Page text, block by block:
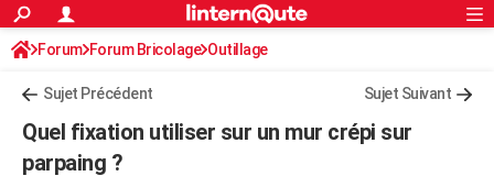
ACTUALITÉS
Politique
Société
Faits Divers
Education
Monde
Villes
+
Programme TV
Streaming
Sorties cinéma
FINANCE
S'inscrire
Connexion
Forum Forum Bricolage Outillage
Sujet Précédent Sujet Suivant
Quel fixation utiliser sur un mur crépi sur
parpaing ?